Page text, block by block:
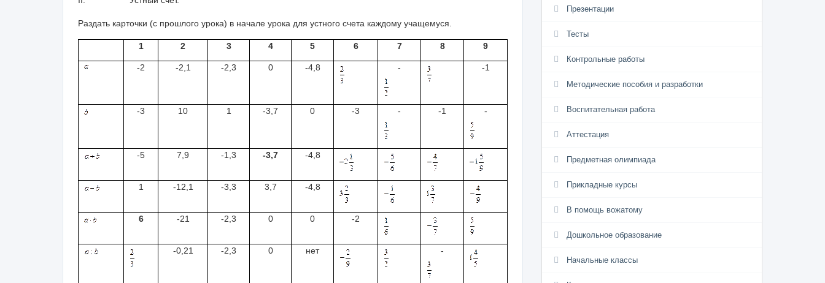
Раздать карточки (с прошлого урока) в начале урока для устного счета каждому учащемуся.
1 2 3 4 5 6 7 8 9
-2 -2,1 -2,3 0 -4,8 - -1
-3 10 1 -3,7 0 -3 - -1 -
-5 7,9 -1,3 -3,7 -4,8
1 -12,1 -3,3 3,7 -4,8
6 -21 -2,3 0 0 -2
-0,21 -2,3 0 нет -
Презентации
Тесты
Контрольные работы
Методические пособия и разработки
Воспитательная работа
Аттестация
Предметная олимпиада
Прикладные курсы
В помощь вожатому
Дошкольное образование
Начальные классы